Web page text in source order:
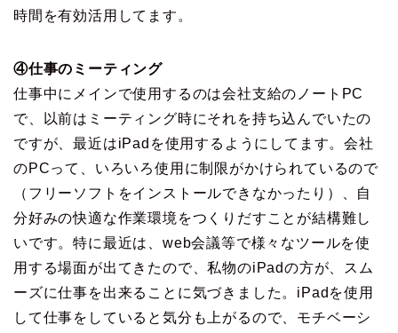
時間を有効活用してます。
④仕事のミーティング
仕事中にメインで使用するのは会社支給のノートPC
で、以前はミーティング時にそれを持ち込んでいたの
ですが、最近はiPadを使用するようにしてます。会社
のPCって、いろいろ使用に制限がかけられているので
（フリーソフトをインストールできなかったり）、自
分好みの快適な作業環境をつくりだすことが結構難し
いです。特に最近は、web会議等で様々なツールを使
用する場面が出てきたので、私物のiPadの方が、スム
ーズに仕事を出来ることに気づきました。iPadを使用
して仕事をしていると気分も上がるので、モチベーシ